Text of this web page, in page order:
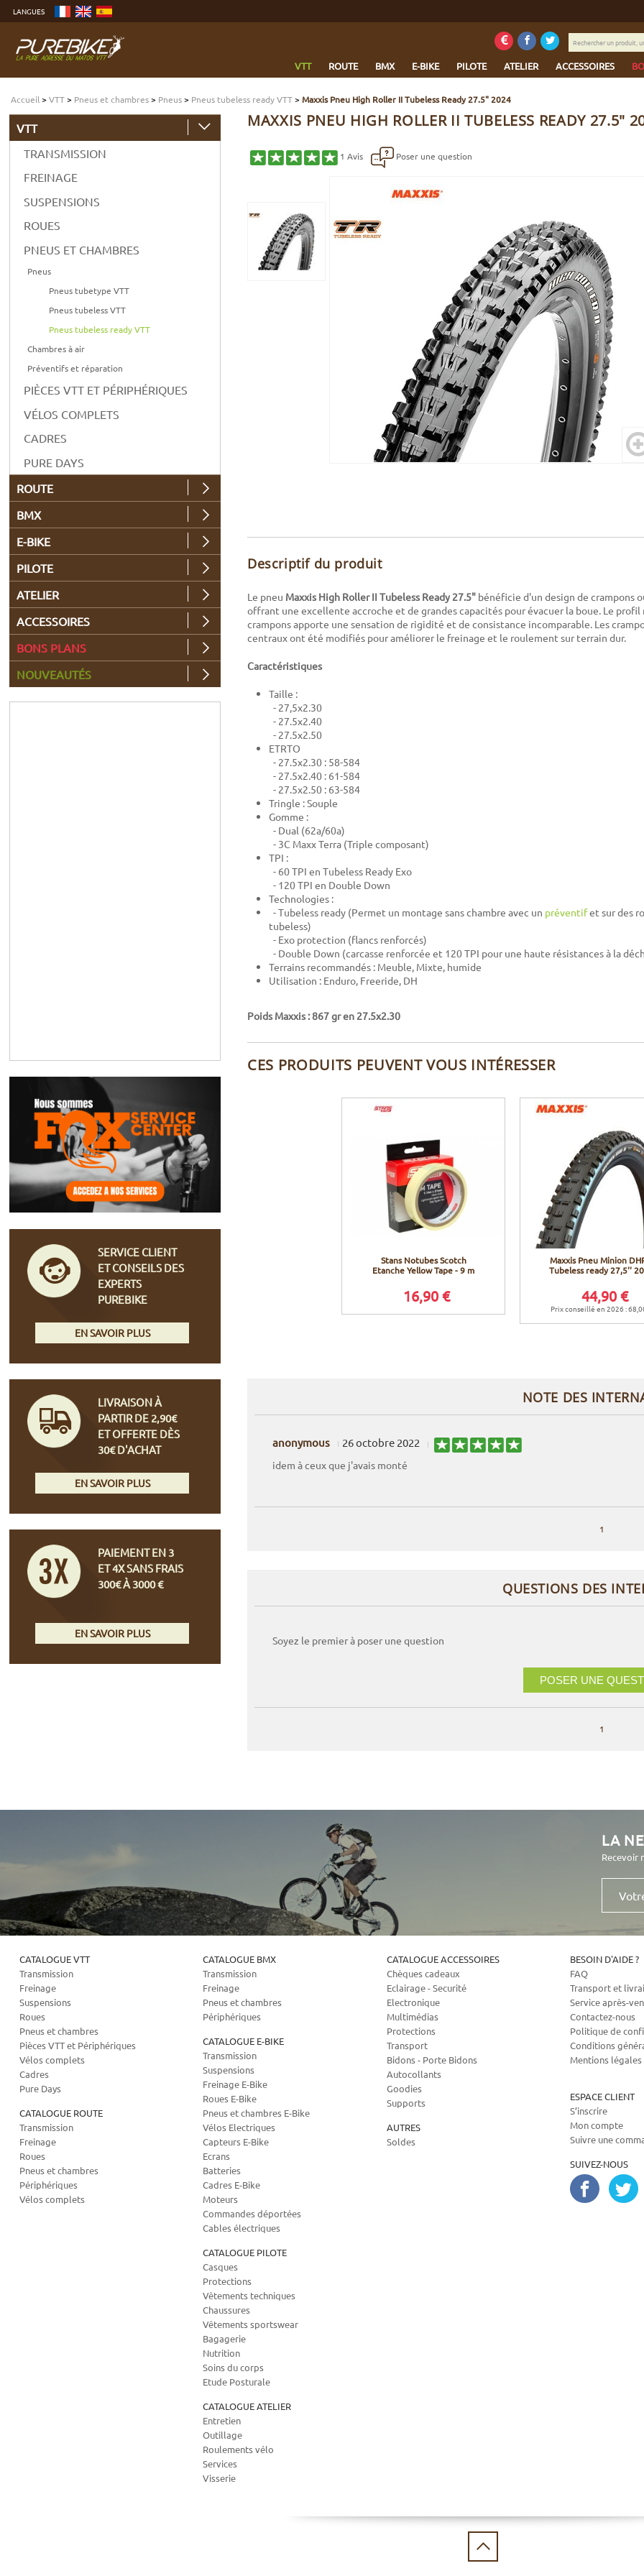
contenu
menu
Aller
LANGUES
VTT ROUTE BMX E-BIKE PILOTE ATELIER ACCESSOIRES
Rechercher
un
une
marque...
Accueil >VTT> Pneus et chambres> Pneus> Pneus tubeless ready VTT>Maxxis Pneu High Roller II Tubeless Ready 27.5" 2024
MAXXIS PNEU HIGH ROLLER II TUBELESS READY 27.5"
1 Avis Poser une question
Descriptif du produit
Le pneu Maxxis High Roller II Tubeless Ready 27.5" bénéficie d'un design de crampons
offrant une excellente accroche et de grandes capacités pour évacuer la boue. Le
crampons apporte une sensation de rigidité et de consistance incomparable. Les
centraux ont été modifiés pour améliorer le freinage et le roulement sur terrain dur.
Caractéristiques
Taille :
- 27,5x2.30
- 27.5x2.40
- 27.5x2.50
ETRTO
- 27.5x2.30 : 58-584
- 27.5x2.40 : 61-584
- 27.5x2.50 : 63-584
Tringle : Souple
Gomme :
- Dual (62a/60a)
- 3C Maxx Terra (Triple composant)
TPI :
- 60 TPI en Tubeless Ready Exo
- 120 TPI en Double Down
Technologies :
- Tubeless ready (Permet un montage sans chambre avec un préventifet sur des
tubeless)
- Exo protection (flancs renforcés)
- Double Down (carcasse renforcée et 120 TPI pour une haute résistances à la
Terrains recommandés : Meuble, Mixte, humide
Utilisation : Enduro, Freeride, DH
Poids Maxxis : 867 gr en 27.5x2.30
CES PRODUITS PEUVENT VOUS INTÉRESSER
Stans Notubes Scotch
Etanche Yellow Tape - 9 m
16,90 €
Maxxis Pneu Minion
Tubeless ready 27,5''
44,90 €
Prix conseillé en 2026 :
NOTE DES
anonymous 26 octobre 2022
idem à ceux que j'avais monté
1
QUESTIONS DES
Soyez le premier à poser une question
POSER UNE
1
VTT
TRANSMISSION
FREINAGE
SUSPENSIONS
ROUES
PNEUS ET CHAMBRES
Pneus
Pneus tubetype VTT
Pneus tubeless VTT
Pneus tubeless ready VTT
Chambres à air
Préventifs et réparation
PIÈCES VTT ET PÉRIPHÉRIQUES
VÉLOS COMPLETS
CADRES
PURE DAYS
ROUTE
BMX
E-BIKE
PILOTE
ATELIER
ACCESSOIRES
BONS PLANS
NOUVEAUTÉS
SERVICE CLIENT
ET CONSEILS DES
EXPERTS
PUREBIKE
EN SAVOIR PLUS
LIVRAISON À
PARTIR DE 2,90€
ET OFFERTE DÈS
30€ D'ACHAT
EN SAVOIR PLUS
PAIEMENT EN 3
ET 4X SANS FRAIS
300€ À 3000 €
EN SAVOIR PLUS
LA
Recevoir
Votre
mail
CATALOGUE VTT
Transmission
Freinage
Suspensions
Roues
Pneus et chambres
Pièces VTT et Périphériques
Vélos complets
Cadres
Pure Days
CATALOGUE ROUTE
Transmission
Freinage
Roues
Pneus et chambres
Périphériques
Vélos complets
CATALOGUE BMX
Transmission
Freinage
Pneus et chambres
Périphériques
CATALOGUE E-BIKE
Transmission
Suspensions
Freinage E-Bike
Roues E-Bike
Pneus et chambres E-Bike
Vélos Electriques
Capteurs E-Bike
Ecrans
Batteries
Cadres E-Bike
Moteurs
Commandes déportées
Cables électriques
CATALOGUE PILOTE
Casques
Protections
Vêtements techniques
Chaussures
Vêtements sportswear
Bagagerie
Nutrition
Soins du corps
Etude Posturale
CATALOGUE ATELIER
Entretien
Outillage
Roulements vélo
Services
Visserie
CATALOGUE ACCESSOIRES
Chèques cadeaux
Eclairage - Securité
Electronique
Multimédias
Protections
Transport
Bidons - Porte Bidons
Autocollants
Goodies
Supports
AUTRES
Soldes
BESOIN D'AIDE ?
FAQ
Transport et
Service après-
Contactez-nous
Politique de
Conditions
Mentions légales
ESPACE CLIENT
S’inscrire
Mon compte
Suivre une
SUIVEZ-NOUS